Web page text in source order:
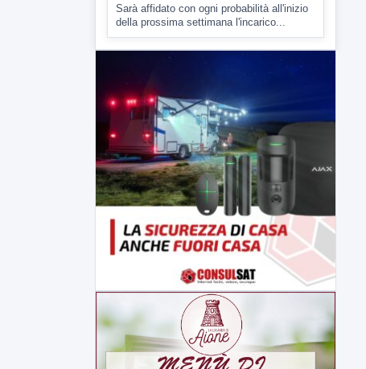
Sarà affidato con ogni probabilità all'inizio
della prossima settimana l'incarico...